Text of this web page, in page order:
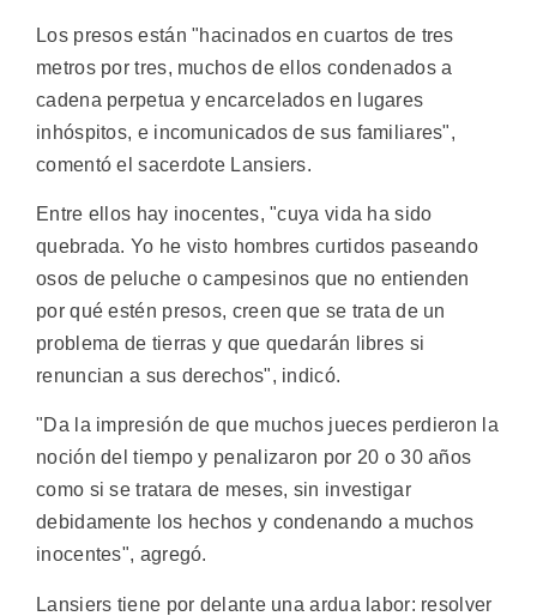
Los presos están "hacinados en cuartos de tres
metros por tres, muchos de ellos condenados a
cadena perpetua y encarcelados en lugares
inhóspitos, e incomunicados de sus familiares",
comentó el sacerdote Lansiers.
Entre ellos hay inocentes, "cuya vida ha sido
quebrada. Yo he visto hombres curtidos paseando
osos de peluche o campesinos que no entienden
por qué estén presos, creen que se trata de un
problema de tierras y que quedarán libres si
renuncian a sus derechos", indicó.
"Da la impresión de que muchos jueces perdieron la
noción del tiempo y penalizaron por 20 o 30 años
como si se tratara de meses, sin investigar
debidamente los hechos y condenando a muchos
inocentes", agregó.
Lansiers tiene por delante una ardua labor: resolver